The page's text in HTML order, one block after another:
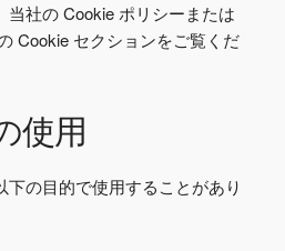
社の Cookie ポリシーまたは
Cookie セクションをご覧くだ
使用
の目的で使用することがあり